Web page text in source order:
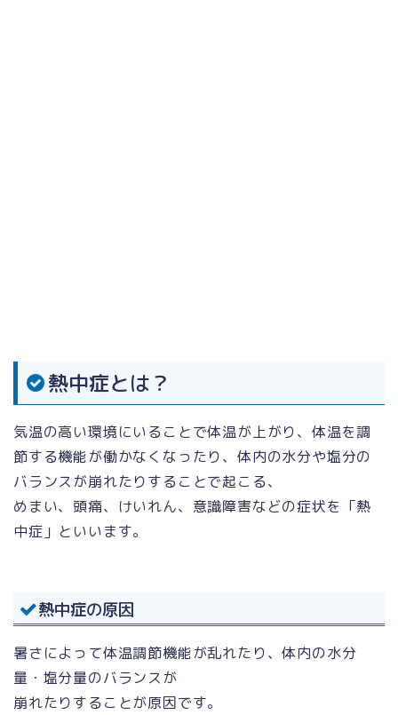
熱中症とは？
気温の高い環境にいることで体温が上がり、体温を調
節する機能が働かなくなったり、体内の水分や塩分の
バランスが崩れたりすることで起こる、
めまい、頭痛、けいれん、意識障害などの症状を「熱
中症」といいます。
熱中症の原因
暑さによって体温調節機能が乱れたり、体内の水分
量・塩分量のバランスが
崩れたりすることが原因です。